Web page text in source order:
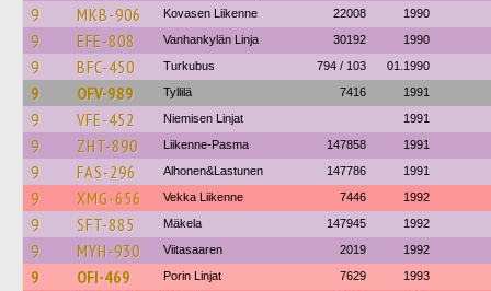
9 MKB-906 Kovasen Liikenne 22008 1990
9 EFE-808 Vanhankylän Linja 30192 1990
9 BFC-450 Turkubus 794 / 103 01.1990
9 OFV-989 Tyllilä 7416 1991
9 VFE-452 Niemisen Linjat 1991
9 ZHT-890 Liikenne-Pasma 147858 1991
9 FAS-296 Alhonen&Lastunen 147786 1991
9 XMG-656 Vekka Liikenne 7446 1992
9 SFT-885 Mäkela 147945 1992
9 MYH-930 Viitasaaren 2019 1992
9 OFI-469 Porin Linjat 7629 1993